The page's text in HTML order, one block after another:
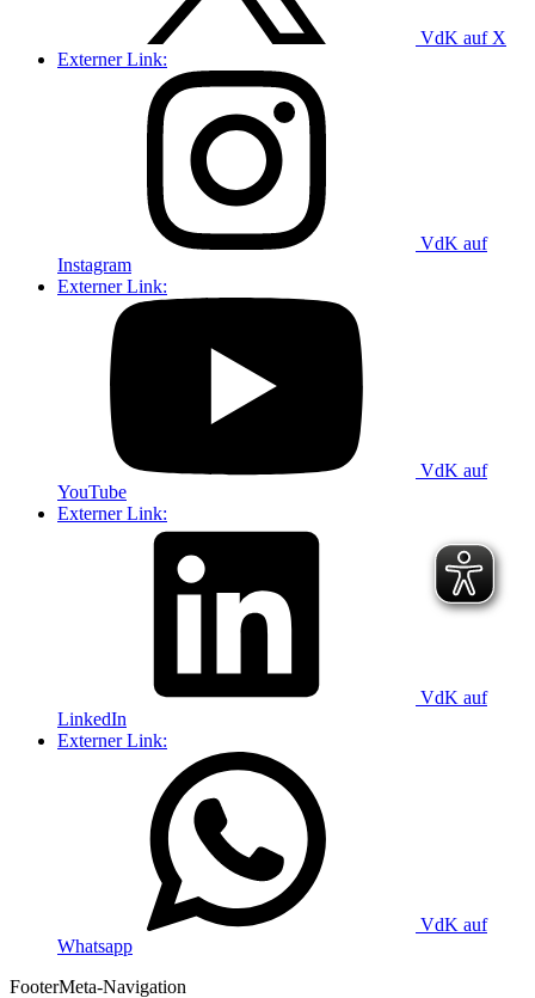
VdK auf X
Externer Link:
VdK auf
Instagram
Externer Link:
VdK auf
YouTube
Externer Link:
VdK auf
LinkedIn
Externer Link:
VdK auf
Whatsapp
FooterMeta-Navigation